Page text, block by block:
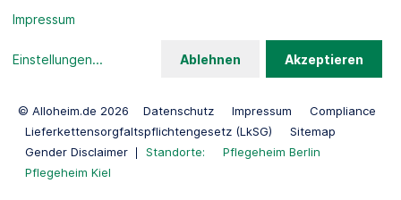
KOOPERATIONSPARTNER
© Alloheim.de 2026 Datenschutz Impressum
Compliance
Lieferkettensorgfaltspflichtengesetz (LkSG)
Sitemap
Gender Disclaimer
Standorte:
Pflegeheim Berlin
Pflegeheim Kiel
Impressum
Einstellungen... Ablehnen Akzeptieren